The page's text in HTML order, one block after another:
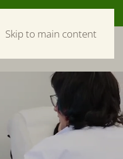
Skip to main content
Рус